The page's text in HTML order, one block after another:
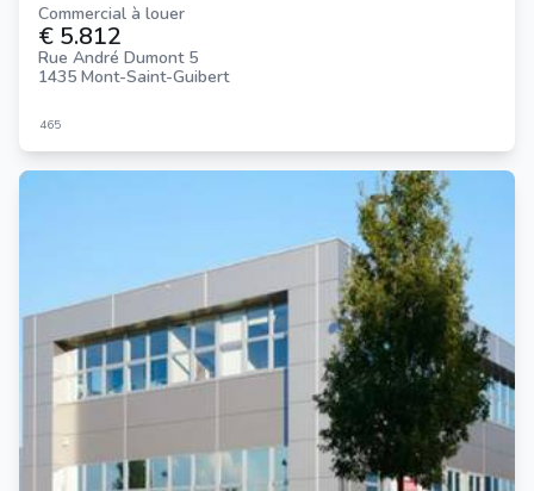
Commercial à louer
€ 5.812
Rue André Dumont 5
1435 Mont-Saint-Guibert
465